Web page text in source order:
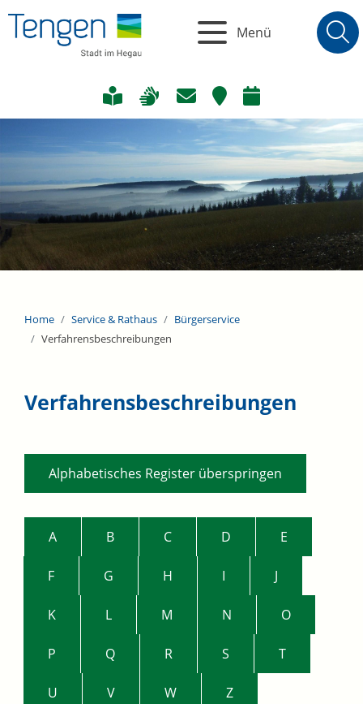
Menü
Home Service & Rathaus
Bürgerservice
Verfahrensbeschreibungen
Verfahrensbeschreibungen
Alphabetisches Register überspringen
A B C D E
F G H I J
K L M N O
P Q R S T
U V W Z